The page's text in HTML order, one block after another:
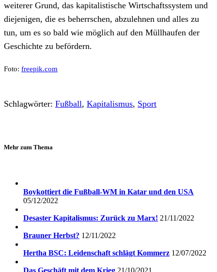
weiterer Grund, das kapitalistische Wirtschaftssystem und
diejenigen, die es beherrschen, abzulehnen und alles zu
tun, um es so bald wie möglich auf den Müllhaufen der
Geschichte zu befördern.
Foto: freepik.com
Schlagwörter: Fußball, Kapitalismus, Sport
Mehr zum Thema
Boykottiert die Fußball-WM in Katar und den USA
05/12/2022
Desaster Kapitalismus: Zurück zu Marx! 21/11/2022
Brauner Herbst? 12/11/2022
Hertha BSC: Leidenschaft schlägt Kommerz 12/07/2022
Das Geschäft mit dem Krieg 21/10/2021